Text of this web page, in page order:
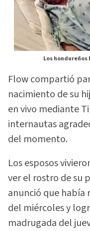
Los hondureños
Flow compartió
nacimiento de su
en vivo mediante
internautas
del momento.
Los esposos
ver el rostro de su
anunció que había
del miércoles y
madrugada del